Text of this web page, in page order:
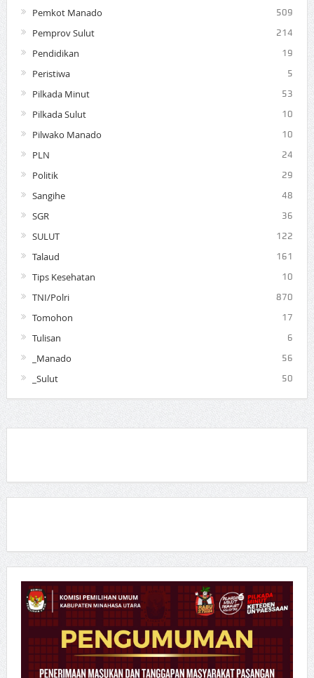
Pemkot Manado 509
Pemprov Sulut 214
Pendidikan 19
Peristiwa 5
Pilkada Minut 53
Pilkada Sulut 10
Pilwako Manado 10
PLN 24
Politik 29
Sangihe 48
SGR 36
SULUT 122
Talaud 161
Tips Kesehatan 10
TNI/Polri 870
Tomohon 17
Tulisan 6
_Manado 56
_Sulut 50